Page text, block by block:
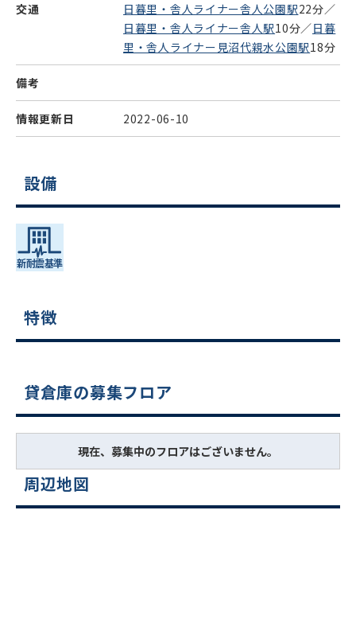
交通 日暮里・舎人ライナー舎人公園駅22分／
日暮里・舎人ライナー舎人駅10分／日暮
里・舎人ライナー見沼代親水公園駅18分
備考
情報更新日 2022-06-10
設備
特徴
貸倉庫の募集フロア
現在、募集中のフロアはございません。
周辺地図